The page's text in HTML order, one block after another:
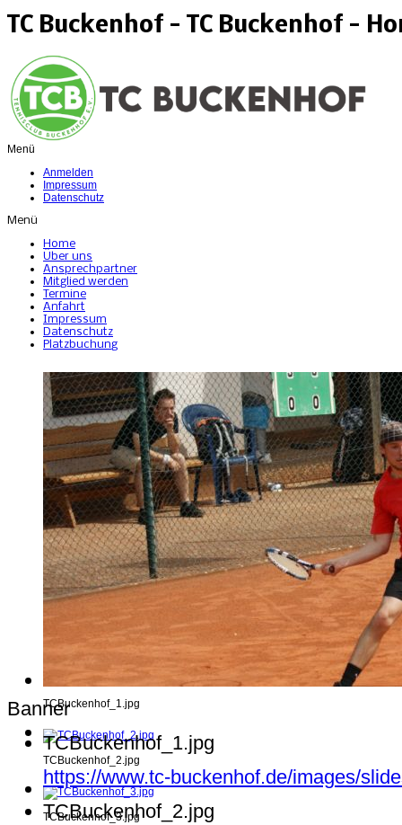
TC Buckenhof - TC Buckenhof -
Menü
Anmelden
Impressum
Datenschutz
Menü
Home
Über uns
Ansprechpartner
Mitglied werden
Termine
Anfahrt
Impressum
Datenschutz
Platzbuchung
TCBuckenhof_1.jpg
TCBuckenhof_2.jpg
TCBuckenhof_3.jpg
Banner
TCBuckenhof_1.jpg
https://www.tc-buckenhof.de/images/
TCBuckenhof_2.jpg